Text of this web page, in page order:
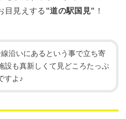
目見えする “道の駅国見“ ！
沿いにあるという事で立ち寄
設も真新しくて見どころたっぷ
すよ♪